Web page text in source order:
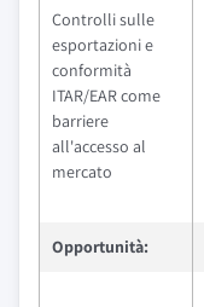
Controlli sulle
esportazioni e
conformità
ITAR/EAR come
barriere
all'accesso al
mercato
Opportunità: